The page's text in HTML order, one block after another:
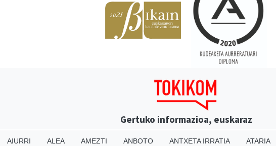
Gertuko informazioa, euskaraz
AIURRI ALEA AMEZTI ANBOTO ANTXETA IRRATIA ATARIA